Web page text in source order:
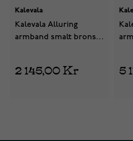
Kalevala
Kalevala Alluring
armband smalt brons
2 145,00 Kr 5